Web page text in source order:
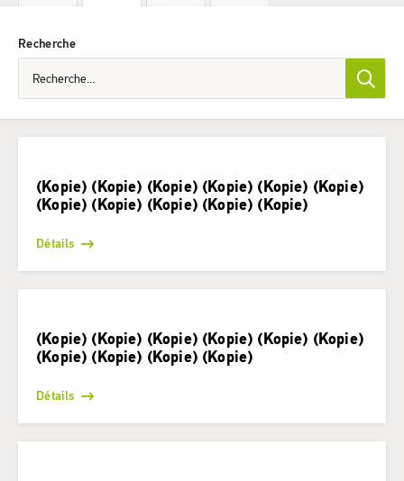
Recherche
(Kopie) (Kopie) (Kopie) (Kopie) (Kopie) (Kopie)
(Kopie) (Kopie) (Kopie) (Kopie) (Kopie)
Détails
(Kopie) (Kopie) (Kopie) (Kopie) (Kopie) (Kopie)
(Kopie) (Kopie) (Kopie) (Kopie)
Détails